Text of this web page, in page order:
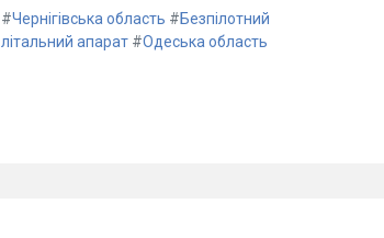
#Чернігівська область #Безпілотний
літальний апарат #Одеська область